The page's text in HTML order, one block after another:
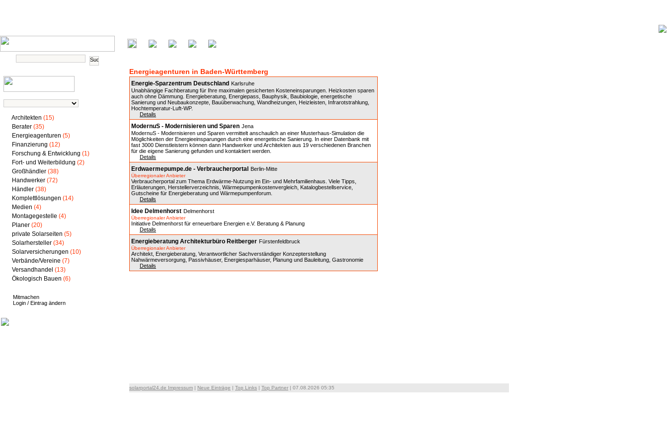
Architekten (15)
Berater (35)
Energieagenturen (5)
Finanzierung (12)
Forschung & Entwicklung (1)
Fort- und Weiterbildung (2)
Großhändler (38)
Handwerker (72)
Händler (38)
Komplettlösungen (14)
Medien (4)
Montagegestelle (4)
Planer (20)
private Solarseiten (5)
Solarhersteller (34)
Solarversicherungen (10)
Verbände/Vereine (7)
Versandhandel (13)
Ökologisch Bauen (6)
Mitmachen
Login / Eintrag ändern
Energieagenturen in Baden-Württemberg
Energie-Sparzentrum Deutschland Karlsruhe
Unabhängige Fachberatung für Ihre maximalen gesicherten Kosteneinsparungen. Heizkosten sparen
auch ohne Dämmung. Energieberatung, Energiepass, Bauphysik, Baubiologie, energetische
Sanierung und Neubaukonzepte, Bauüberwachung, Wandheizungen, Heizleisten, Infrarotstrahlung,
Hochtemperatur-Luft-WP.
Details
ModernuS - Modernisieren und Sparen Jena
ModernuS - Modernisieren und Sparen vermittelt anschaulich an einer Musterhaus-Simulation die
Möglichkeiten der Energieeinsparungen durch eine energetische Sanierung. In einer Datenbank mit
fast 3000 Dienstleistern können dann Handwerker und Architekten aus 19 verschiedenen Branchen
für die eigene Sanierung gefunden und kontaktiert werden.
Details
Erdwaermepumpe.de - Verbraucherportal Berlin-Mitte
Überregionaler Anbieter
Verbraucherportal zum Thema Erdwärme-Nutzung im Ein- und Mehrfamilienhaus. Viele Tipps,
Erläuterungen, Herstellerverzeichnis, Wärmepumpenkostenvergleich, Katalogbestellservice,
Gutscheine für Energieberatung und Wärmepumpenforum.
Details
Idee Delmenhorst Delmenhorst
Überregionaler Anbieter
Initiative Delmenhorst für erneuerbare Energien e.V. Beratung & Planung
Details
Energieberatung Architekturbüro Reitberger Fürstenfeldbruck
Überregionaler Anbieter
Architekt, Energieberatung, Verantwortlicher Sachverständiger Konzepterstellung
Nahwärmeversorgung, Passivhäuser, Energiesparhäuser, Planung und Bauleitung, Gastronomie
Details
solarportal24.de Impressum | Neue Einträge | Top Links | Top Partner | 07.08.2026 05:35